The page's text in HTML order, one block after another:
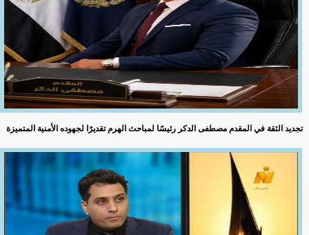
تجديد الثقة في المقدم مصطفى الدكر رئيسًا لمباحث الهرم تقديرًا لجهوده الأمنية المتميزة